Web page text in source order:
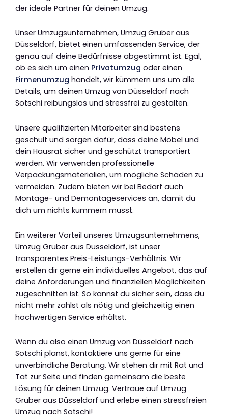
der ideale Partner für deinen Umzug.
Unser Umzugsunternehmen, Umzug Gruber aus
Düsseldorf, bietet einen umfassenden Service, der
genau auf deine Bedürfnisse abgestimmt ist. Egal,
ob es sich um einen Privatumzug oder einen
Firmenumzug handelt, wir kümmern uns um alle
Details, um deinen Umzug von Düsseldorf nach
Sotschi reibungslos und stressfrei zu gestalten.
Unsere qualifizierten Mitarbeiter sind bestens
geschult und sorgen dafür, dass deine Möbel und
dein Hausrat sicher und geschützt transportiert
werden. Wir verwenden professionelle
Verpackungsmaterialien, um mögliche Schäden zu
vermeiden. Zudem bieten wir bei Bedarf auch
Montage- und Demontageservices an, damit du
dich um nichts kümmern musst.
Ein weiterer Vorteil unseres Umzugsunternehmens,
Umzug Gruber aus Düsseldorf, ist unser
transparentes Preis-Leistungs-Verhältnis. Wir
erstellen dir gerne ein individuelles Angebot, das auf
deine Anforderungen und finanziellen Möglichkeiten
zugeschnitten ist. So kannst du sicher sein, dass du
nicht mehr zahlst als nötig und gleichzeitig einen
hochwertigen Service erhältst.
Wenn du also einen Umzug von Düsseldorf nach
Sotschi planst, kontaktiere uns gerne für eine
unverbindliche Beratung. Wir stehen dir mit Rat und
Tat zur Seite und finden gemeinsam die beste
Lösung für deinen Umzug. Vertraue auf Umzug
Gruber aus Düsseldorf und erlebe einen stressfreien
Umzug nach Sotschi!